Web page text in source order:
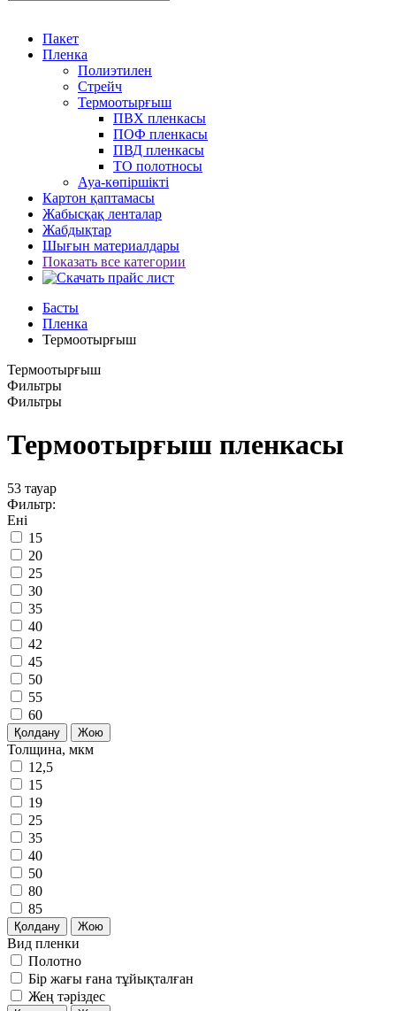
Пакет
Пленка
Полиэтилен
Стрейч
Термоотырғыш
ПВХ пленкасы
ПОФ пленкасы
ПВД пленкасы
ТО полотносы
Ауа-көпіршікті
Картон қаптамасы
Жабысқақ ленталар
Жабдықтар
Шығын материалдары
Показать все категории
Басты
Пленка
Термоотырғыш
Термоотырғыш
Фильтры
Фильтры
Термоотырғыш пленкасы
53 тауар
Фильтр:
Ені
15
20
25
30
35
40
42
45
50
55
60
Қолдану Жою
Толщина, мкм
12,5
15
19
25
35
40
50
80
85
Қолдану Жою
Вид пленки
Полотно
Бір жағы ғана тұйықталған
Жең тәріздес